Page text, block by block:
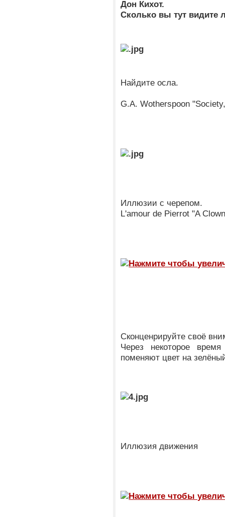
Дон Кихот.
Сколько вы тут видите
Найдите осла.
G.A. Wotherspoon
Иллюзии с черепом.
L'amour de Pierrot "A
Сконценрируйте своё
Через некоторое
поменяют цвет на
Иллюзия движения